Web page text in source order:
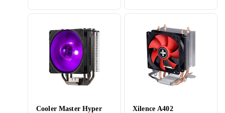
Cooler Master Hyper
Xilence A402